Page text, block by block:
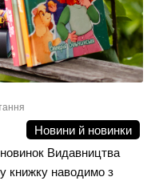
Новини й новинки
Видавництва
книжку наводимо з